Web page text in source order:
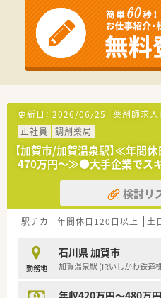
■枚数は1日30～40枚程度
■こちらの薬局は調剤併設
の勉強も出来ます。
＜ 福利厚生も充実 ＞
■ご家族を扶養に入れてい
■住宅が世帯主の方は住宅
更新日： 2026/06/25 薬剤師求人
正社員
調剤薬局
【加賀市/加賀温泉駅】≪年間
470万円～≫●大手企業でス
検討リ
駅チカ 年間休日120日以上 土
勤務地
石川県 加賀市
加賀温泉駅 (IRいしかわ鉄道
年収420万円～480万円